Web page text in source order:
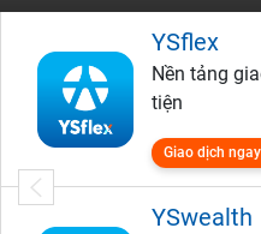
YSflex
Nền tảng
tiện
Giao dịch ngay
YSwealth